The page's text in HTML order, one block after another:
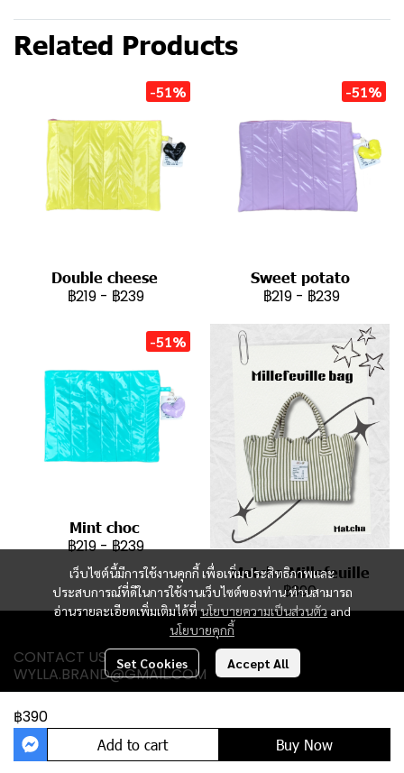
Related Products
-51%
Double cheese
฿219 - ฿239
-51%
Sweet potato
฿219 - ฿239
-51%
Mint choc
฿219-฿239
Matcha Millefeuille
฿390
฿390
Add to cart Buy Now
เว็บไซต์นี้มีการใช้งานคุกกี้ เพื่อเพิ่มประสิทธิภาพและ
ประสบการณ์ที่ดีในการใช้งานเว็บไซต์ของท่าน ท่านสามารถ
อ่านรายละเอียดเพิ่มเติมได้ที่นโยบายความเป็นส่วนตัวand
นโยบายคุกกี้
Set Cookies Accept All
CONTACT US
WYLLA.BRAND@GMAIL.COM
Powered By MakeWebEasy